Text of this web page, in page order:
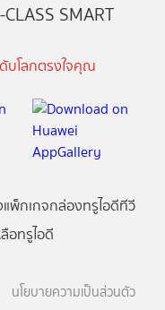
SMART
บโลกตรงใจคุณ
แพ็กเกจกล่องทรูไอดีทีวี
อทรูไอดี
นโยบายความเป็นส่วนตัว